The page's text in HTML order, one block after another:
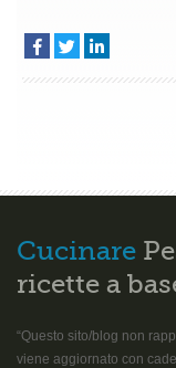
Cucinare
ricette a
“Questo sito/blog non
viene aggiornato con